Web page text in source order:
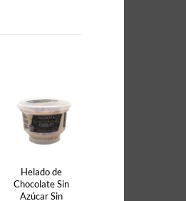
Helado de
Chocolate Sin
Azúcar Sin